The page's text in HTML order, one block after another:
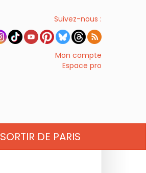
Suivez-nous :
Mon compte
Espace pro
SORTIR DE PARIS